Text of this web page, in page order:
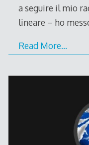
a seguire il mio
lineare – ho
Read More…